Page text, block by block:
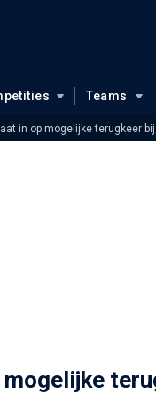
Teams
in op mogelijke terugkeer bij